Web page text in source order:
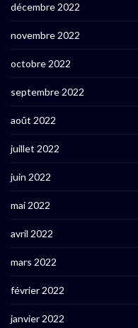
décembre 2022
novembre 2022
octobre 2022
septembre 2022
août 2022
juillet 2022
juin 2022
mai 2022
avril 2022
mars 2022
février 2022
janvier 2022